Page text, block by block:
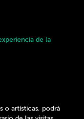
de la
o artísticas, podrá